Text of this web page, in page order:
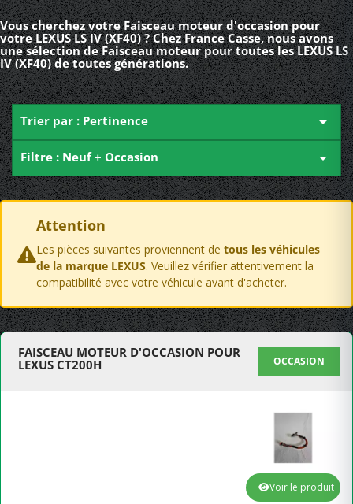
Vous cherchez votre Faisceau moteur d'occasion pour
votre LEXUS LS IV (XF40) ? Chez France Casse, nous avons
une sélection de Faisceau moteur pour toutes les LEXUS LS
IV (XF40) de toutes générations.
Trier par : Pertinence 
Filtre : Neuf + Occasion 
Attention
Les pièces suivantes proviennent de tous les véhicules
de la marque LEXUS. Veuillez vérifier attentivement la
compatibilité avec votre véhicule avant d'acheter.
FAISCEAU MOTEUR D'OCCASION POUR
LEXUS CT200H
OCCASION
Voir le produit